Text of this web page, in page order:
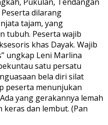
dilarang
tajam, yang
tubuh. Peserta wajib
khas Dayak. Wajib
ungkap Leni Marlina
satu persatu
bela diri silat
peserta menunjukan
yang gerakannya lemah
dan lembut. (Pan